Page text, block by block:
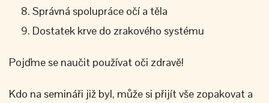
Správná spolupráce očí a těla
Dostatek krve do zrakového systému
Pojďme se naučit používat oči zdravě!
Kdo na semináři již byl, může si přijít vše zopakovat a